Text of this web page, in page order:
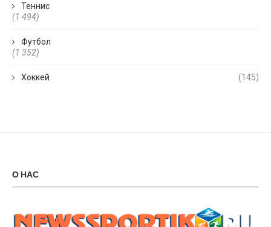
Теннис
(1 494)
Футбол
(1 352)
Хоккей (145)
О НАС